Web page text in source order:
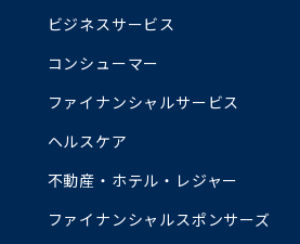
ビジネスサービス
コンシューマー
ファイナンシャルサービス
ヘルスケア
不動産・ホテル・レジャー
ファイナンシャルスポンサーズ